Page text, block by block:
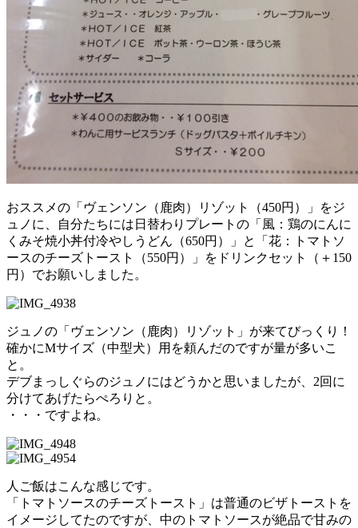
おススメの「ヴェンソン（鹿肉）リゾット（450円）」をジ
ュノに、自分たちには日替わりプレートの「風：鶏のにんに
くみそ焼小丼付冷やしうどん（650円）」と「花：トマトソ
ースのチーズトースト（550円）」をドリンクセット（＋150
円）でお願いしました。
ジュノの「ヴェンソン（鹿肉）リゾット」が来てびっくり！
確かにMサイズ（中型犬）用を頼んだのですが量が多いこ
と。
デブまっしぐらのジュノにはどうかと思いましたが、2回に
分けてあげたらぺろりと。
・・・ですよね。
人ご飯はこんな感じです。
「トマトソースのチーズトースト」は普通のビザトーストを
イメージしてたのですが、中のトマトソースが絶品で甘みの